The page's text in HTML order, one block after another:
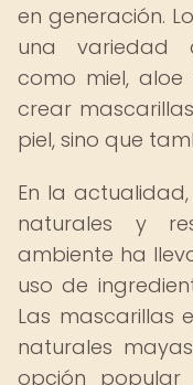
en generación.
una variedad
como miel,
crear
piel, sino que
En la
naturales y
ambiente ha
uso de
Las mascarillas
naturales
opción popular